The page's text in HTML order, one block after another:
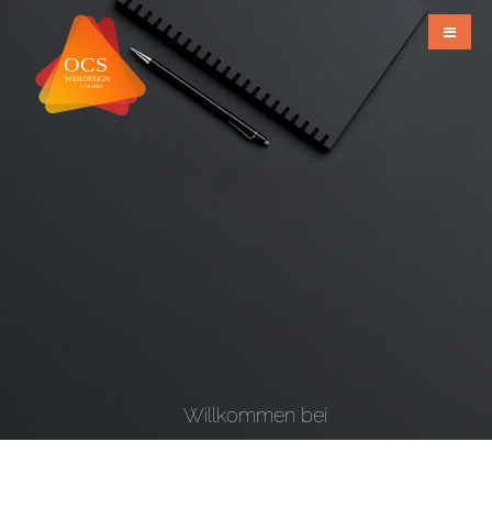
Willkommen bei